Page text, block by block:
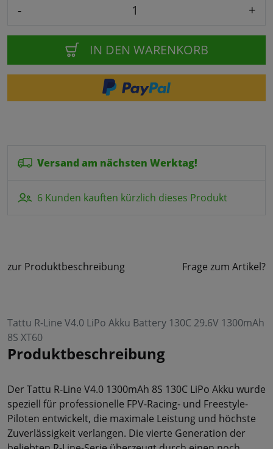
- +
IN DEN WARENKORB
Versand am nächsten Werktag!
6 Kunden kauften kürzlich dieses Produkt
zur Produktbeschreibung Frage zum Artikel?
Tattu R-Line V4.0 LiPo Akku Battery 130C 29.6V 1300mAh
8S XT60
Produktbeschreibung
Der Tattu R-Line V4.0 1300mAh 8S 130C LiPo Akku wurde
speziell für professionelle FPV-Racing- und Freestyle-
Piloten entwickelt, die maximale Leistung und höchste
Zuverlässigkeit verlangen. Die vierte Generation der